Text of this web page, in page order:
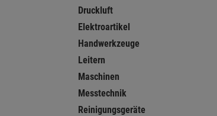
Druckluft
Elektroartikel
Handwerkzeuge
Leitern
Maschinen
Messtechnik
Reinigungsgeräte